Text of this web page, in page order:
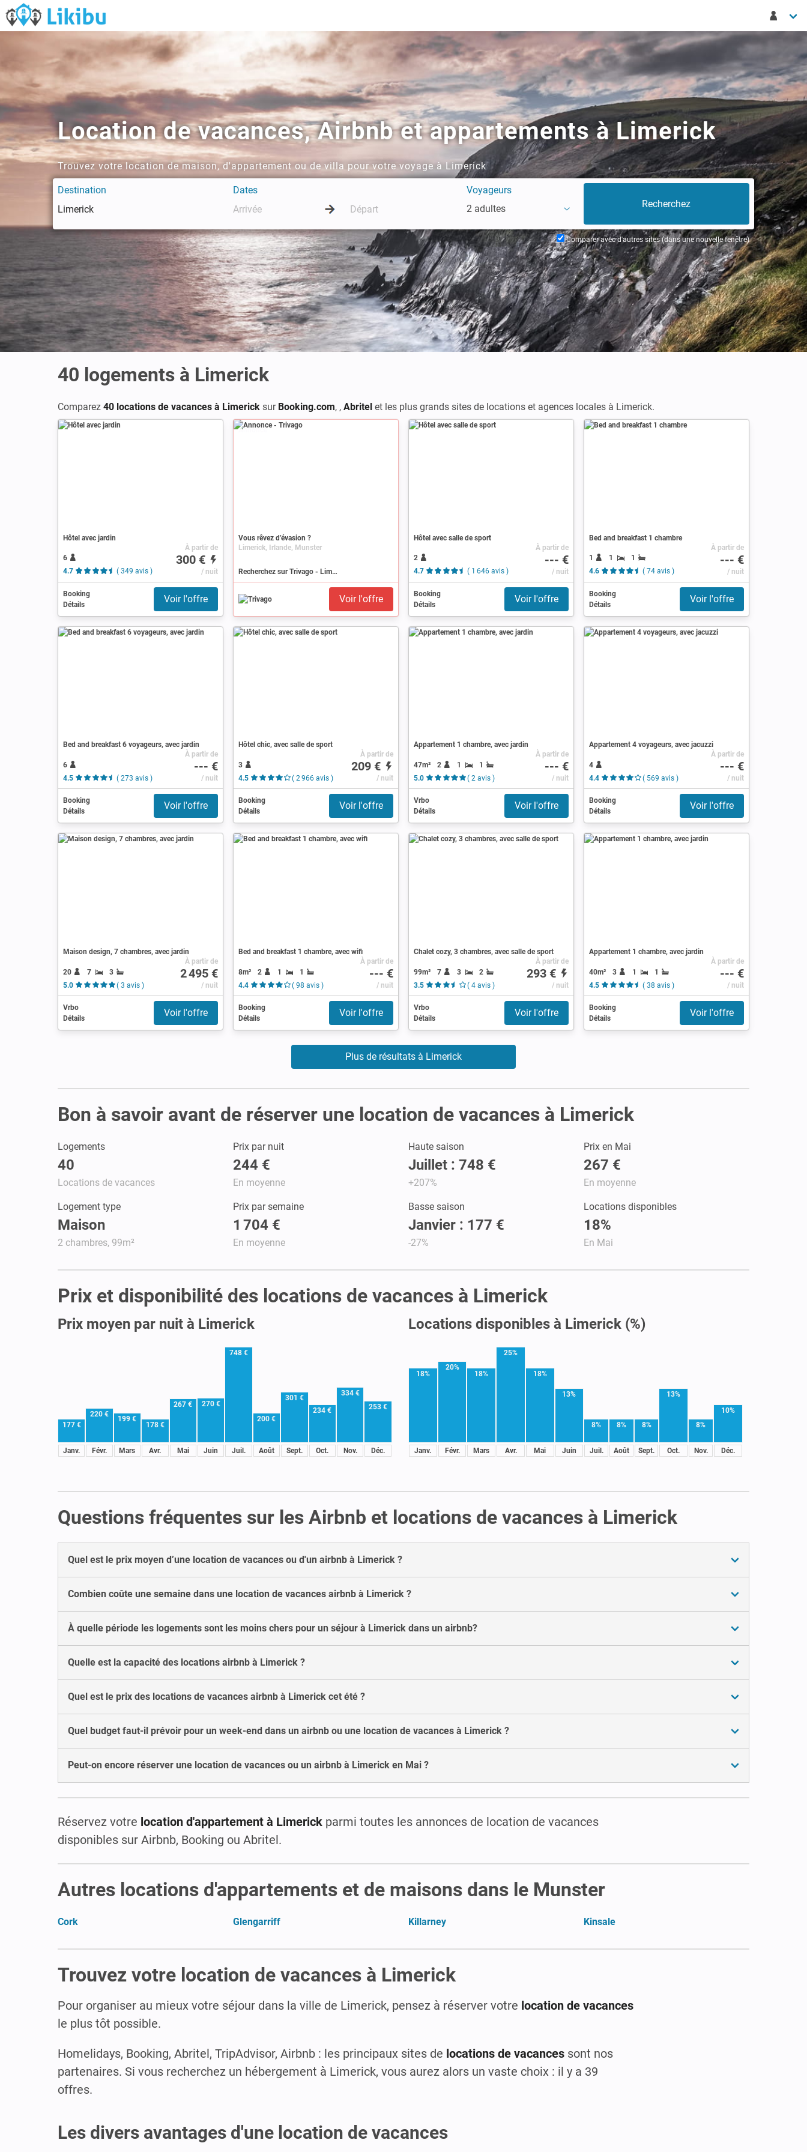
Location de vacances, Airbnb et appartements à Limerick
Trouvez votre location de maison, d'appartement ou de villa pour votre voyage à Limerick
Destination Dates
Voyageurs
2 adultes
Comparer avec d'autres sites (dans une nouvelle fenêtre)
Credits : Giuseppe Milo
40 logements à Limerick
Comparez 40 locations de vacances à Limerick sur Booking.com, , Abritel et les plus grands sites de locations et agences locales à Limerick.
Hôtel avec jardin
6
4.7
( 349 avis )
À partir de
300 €
/ nuit
Booking
Détails
Voir l'offre
Annonce
Vous rêvez d’évasion ?
Limerick, Irlande, Munster
Recherchez sur Trivago - Limerick
Voir l'offre
Hôtel avec salle de sport
2
4.7
( 1 646 avis )
À partir de
--- €
/ nuit
Booking
Détails
Voir l'offre
Bed and breakfast 1 chambre
1 1
1
4.6
( 74 avis )
À partir de
--- €
/ nuit
Booking
Détails
Voir l'offre
Bed and breakfast 6 voyageurs, avec jardin
6
4.5
( 273 avis )
À partir de
--- €
/ nuit
Booking
Détails
Voir l'offre
Hôtel chic, avec salle de sport
3
4.5
( 2 966 avis )
À partir de
209 €
/ nuit
Booking
Détails
Voir l'offre
Appartement 1 chambre, avec jardin
47m² 2 1
1
5.0
( 2 avis )
À partir de
--- €
/ nuit
Vrbo
Détails
Voir l'offre
Appartement 4 voyageurs, avec jacuzzi
4
4.4
( 569 avis )
À partir de
--- €
/ nuit
Booking
Détails
Voir l'offre
Maison design, 7 chambres, avec jardin
20 7
3
5.0
( 3 avis )
À partir de
2 495 €
/ nuit
Vrbo
Détails
Voir l'offre
Bed and breakfast 1 chambre, avec wifi
8m² 2 1
1
4.4
( 98 avis )
À partir de
--- €
/ nuit
Booking
Détails
Voir l'offre
Chalet cozy, 3 chambres, avec salle de sport
99m² 7 3
2
3.5
( 4 avis )
À partir de
293 €
/ nuit
Vrbo
Détails
Voir l'offre
Appartement 1 chambre, avec jardin
40m² 3 1
1
4.5
( 38 avis )
À partir de
--- €
/ nuit
Booking
Détails
Voir l'offre
Plus de résultats à Limerick
Bon à savoir avant de réserver une location de vacances à Limerick
Logements
40
Locations de vacances
Prix par nuit
244 €
En moyenne
Haute saison
Juillet : 748 €
+207%
Prix en Mai
267 €
En moyenne
Logement type
Maison
2 chambres, 99m²
Prix par semaine
1 704 €
En moyenne
Basse saison
Janvier : 177 €
-27%
Locations disponibles
18%
En Mai
Prix et disponibilité des locations de vacances à Limerick
Prix moyen par nuit à Limerick
177 €
Janv.
220 €
Févr.
199 €
Mars
178 €
Avr.
267 €
Mai
270 €
Juin
748 €
Juil.
200 €
Août
301 €
Sept.
234 €
Oct.
334 €
Nov.
253 €
Déc.
Locations disponibles à Limerick (%)
18%
Janv.
20%
Févr.
18%
Mars
25%
Avr.
18%
Mai
13%
Juin
8%
Juil.
8%
Août
8%
Sept.
13%
Oct.
8%
Nov.
10%
Déc.
Questions fréquentes sur les Airbnb et locations de vacances à Limerick
Quel est le prix moyen d’une location de vacances ou d'un airbnb à Limerick ?
Combien coûte une semaine dans une location de vacances airbnb à Limerick ?
À quelle période les logements sont les moins chers pour un séjour à Limerick dans un airbnb?
Quelle est la capacité des locations airbnb à Limerick ?
Quel est le prix des locations de vacances airbnb à Limerick cet été ?
Quel budget faut-il prévoir pour un week-end dans un airbnb ou une location de vacances à Limerick ?
Peut-on encore réserver une location de vacances ou un airbnb à Limerick en Mai ?
Réservez votre location d'appartement à Limerick parmi toutes les annonces de location de vacances
disponibles sur Airbnb, Booking ou Abritel.
Autres locations d'appartements et de maisons dans le Munster
Cork Glengarriff Killarney Kinsale
Trouvez votre location de vacances à Limerick
Pour organiser au mieux votre séjour dans la ville de Limerick, pensez à réserver votre location de vacances
le plus tôt possible.
Homelidays, Booking, Abritel, TripAdvisor, Airbnb : les principaux sites de locations de vacances sont nos
partenaires. Si vous recherchez un hébergement à Limerick, vous aurez alors un vaste choix : il y a 39
offres.
Les divers avantages d'une location de vacances